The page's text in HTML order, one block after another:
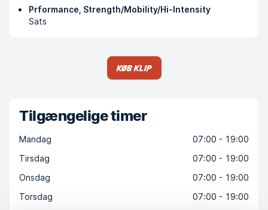
Prformance, Strength/Mobility/Hi-Intensity
Sats
Køb klip
Tilgængelige timer
Mandag
07:00 - 19:00
Tirsdag
07:00 - 19:00
Onsdag
07:00 - 19:00
Torsdag
07:00 - 19:00